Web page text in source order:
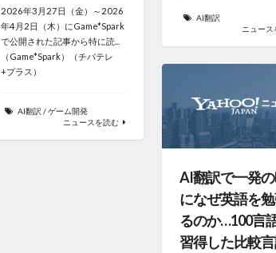
AI翻訳
ニュース
2026年3月27日（金）～2026
年4月2日（木）にGame*Spark
で公開された記事から特に読...
（Game*Spark）（チバテレ
+プラス）
AI翻訳 /ゲーム開発
ニュースを読む
AI翻訳で一発
になぜ英語を
るのか…100言
習得した比較